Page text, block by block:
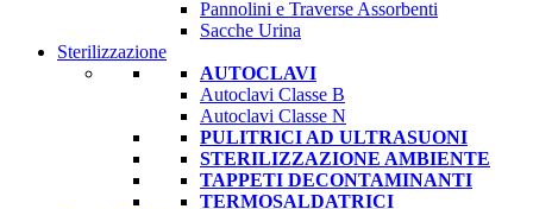
Pannolini e Traverse Assorbenti
Sacche Urina
Sterilizzazione
AUTOCLAVI
Autoclavi Classe B
Autoclavi Classe N
PULITRICI AD ULTRASUONI
STERILIZZAZIONE AMBIENTE
TAPPETI DECONTAMINANTI
TERMOSALDATRICI